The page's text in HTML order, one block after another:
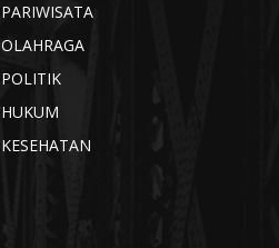
PARIWISATA
OLAHRAGA
POLITIK
HUKUM
KESEHATAN